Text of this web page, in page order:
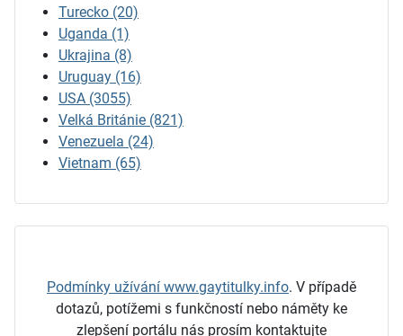
Turecko (20)
Uganda (1)
Ukrajina (8)
Uruguay (16)
USA (3055)
Velká Británie (821)
Venezuela (24)
Vietnam (65)
Podmínky užívání www.gaytitulky.info. V případě
dotazů, potížemi s funkčností nebo náměty ke
zlepšení portálu nás prosím kontaktujte